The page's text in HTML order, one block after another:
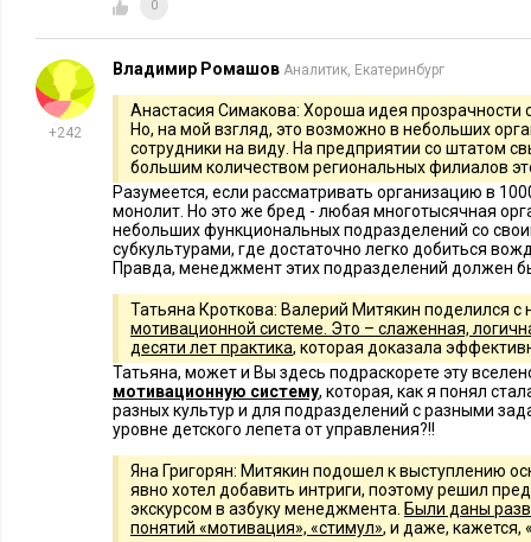
Яна Григорян:«Вице-президентЕМС, партнер«Топ-
консультант по управлениюАндрей Ренардразительно
от первого докладчика. Решив не томить аудиторию, с
ритм, чем заворожил аудиторию. Чувствовался
только знает как, но и умеет это подавать. Суть
следующему:
Система мотивации – это не просто оплата, это
организационных мер:
Правильно сформированные планы. Не спущенные
«снизу», а умелый синтез того и другого.
Исключение рисков и лазеек, ведущих к профанации
Анализ всего бизнес-процесса, под который
неоптимальность процесса блокирует получение
мотивации.
0
+242
Владимир Ромашов Аналитик, Екатеринбург
Анастасия Симакова: Хороша идея прозрачности
Но, на мой взгляд, это возможно в небольших
сотрудники на виду. На предприятии со штатом
большим количеством региональных филиалов
Разумеется, если рассматривать организацию в
монолит. Но это же бред - любая многотысячная
небольших функциональных подразделений со
субкультурами, где достаточно легко добиться
Правда, менеджмент этих подразделений должен
Татьяна Кроткова: Валерий Митякин поделился с
мотивационной системе. Это – слаженная,
десяти лет практика, которая доказала
Татьяна, может и Вы здесь подраскорете эту
мотивационную систему, которая, как я понял
разных культур и для подразделений с разными
уровне детского лепета от управления?!!
Яна Григорян: Митякин подошел к выступлению
явно хотел добавить интриги, поэтому решил
экскурсом в азбуку менеджмента. Были даны
понятий «мотивация», «стимул», и даже, кажется,